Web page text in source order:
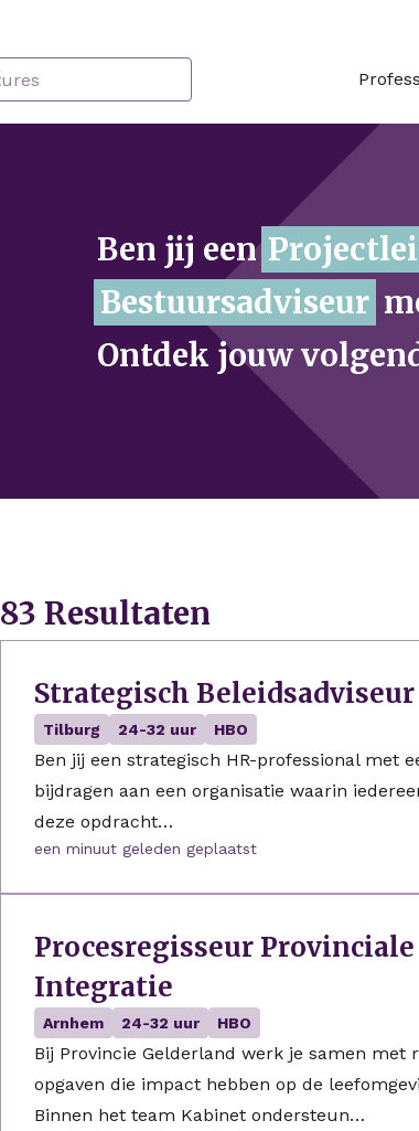
Ben jij eenProof is
iets voor jou?
uitdaging.
83 Resultaten
Strategisch
Tilburg 24-32 uur HBO
Ben jij een strategisch HR-professional met
bijdragen aan een organisatie waarin
deze opdracht…
een minuut geleden geplaatst
Procesregisseur
Integratie
Arnhem 24-32 uur HBO
Bij Provincie Gelderland werk je samen met
opgaven die impact hebben op de
Binnen het team Kabinet ondersteun…